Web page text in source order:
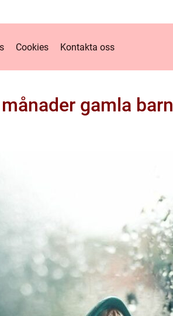
Cookies Kontakta oss
gamla barn